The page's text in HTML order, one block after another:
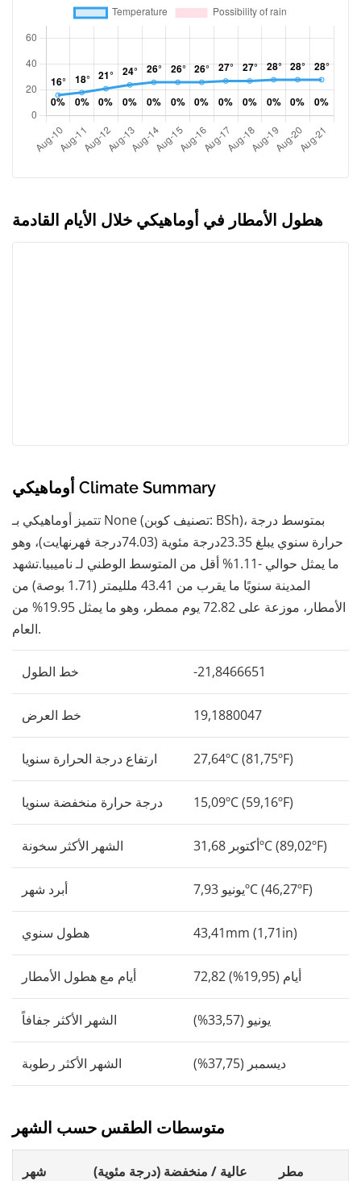
هطول الأمطار في أوماهيكي خلال الأيام القادمة
أوماهيكي Climate Summary
تتميز أوماهيكي بـ None (تصنيف كوبن: BSh)، بمتوسط ​​درجة
حرارة سنوي يبلغ 23.35درجة مئوية (74.03درجة فهرنهايت)، وهو
ما يمثل حوالي -1.11% أقل من المتوسط ​​الوطني لـ ناميبيا.تشهد
المدينة سنويًا ما يقرب من 43.41 ملليمتر (1.71 بوصة) من
الأمطار، موزعة على 72.82 يوم ممطر، وهو ما يمثل 19.95% من
العام.
خط الطول -21,8466651
خط العرض 19,1880047
ارتفاع درجة الحرارة سنويا 27,64ºC (81,75ºF)
درجة حرارة منخفضة سنويا 15,09ºC (59,16ºF)
الشهر الأكثر سخونة أكتوبر 31,68ºC (89,02ºF)
أبرد شهر يونيو 7,93ºC (46,27ºF)
هطول سنوي 43,41mm (1,71in)
أيام مع هطول الأمطار 72,82 أيام (19,95%)
الشهر الأكثر جفافاً يونيو (33,57%)
الشهر الأكثر رطوبة ديسمبر (37,75%)
متوسطات الطقس حسب الشهر
شهر عالية / منخفضة (درجة مئوية) مطر